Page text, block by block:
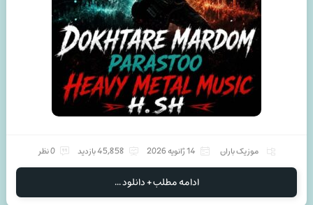
موزیک باران 14 ژانویه 2026 45,858 بازدید 0 نظر
ادامه مطلب + دانلود ...